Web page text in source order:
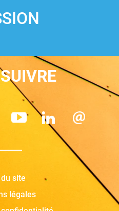
du site
légales